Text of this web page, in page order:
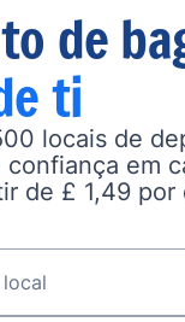
de
ti
locais de
confiança em
de £ 1,49 por